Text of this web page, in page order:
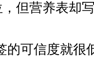
但营养表却
的可信度就很